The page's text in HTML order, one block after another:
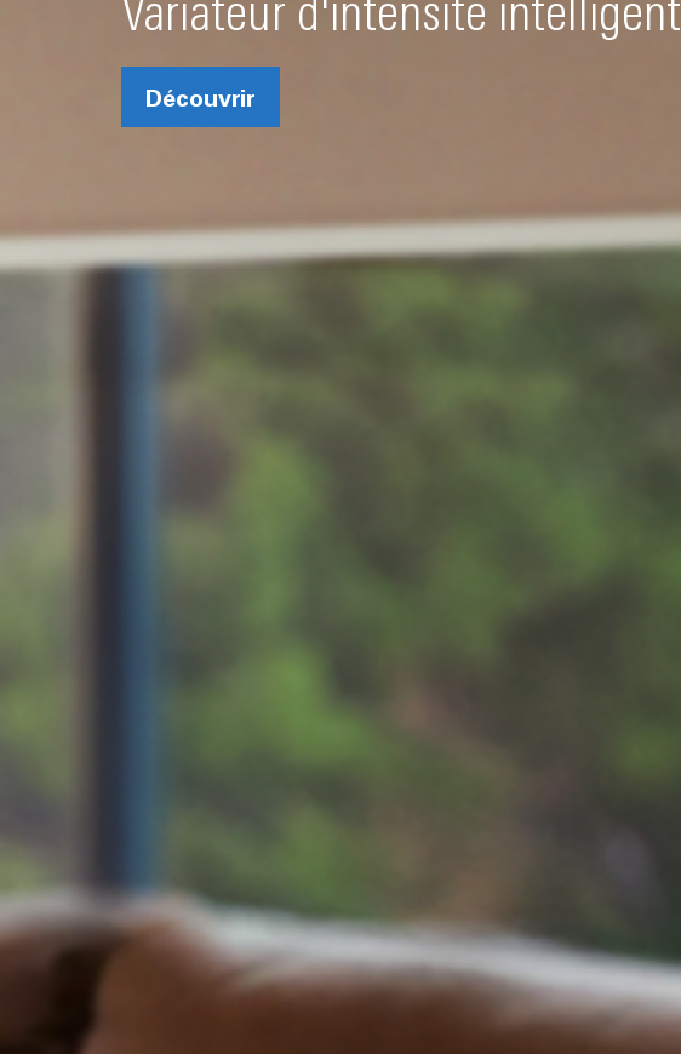
Variateur d'intensité intelligent
Découvrir